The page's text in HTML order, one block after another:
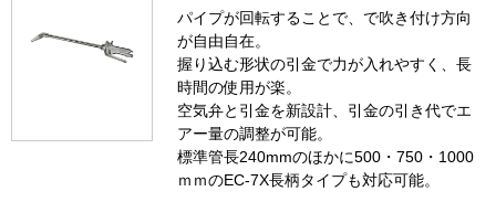
パイプが回転することで、で吹き付け方向
が自由自在。
握り込む形状の引金で力が入れやすく、長
時間の使用が楽。
空気弁と引金を新設計、引金の引き代でエ
アー量の調整が可能。
標準管長240mmのほかに500・750・1000
ｍｍのEC-7X長柄タイプも対応可能。